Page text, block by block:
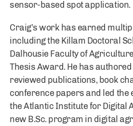
sensor-based spot application.
Craig’s work has earned
including the Killam Doctoral
Dalhousie Faculty of
Thesis Award. He has
reviewed publications, book
conference papers and led the
the Atlantic Institute for Digital
new B.Sc. program in digital